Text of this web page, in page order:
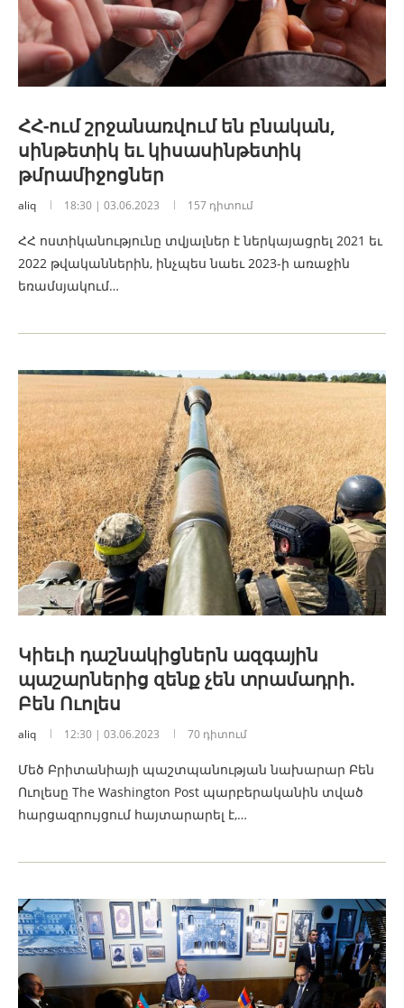
ՀՀ-ում շրջանառվում են բնական,
սինթետիկ եւ կիսասինթետիկ
թմրամիջոցներ
aliq 18:30 | 03.06.2023 157 դիտում
ՀՀ ոստիկանությունը տվյալներ է ներկայացրել 2021 եւ
2022 թվականներին, ինչպես նաեւ 2023-ի առաջին
եռամսյակում…
Կիեւի դաշնակիցներն ազգային
պաշարներից զենք չեն տրամադրի.
Բեն Ուոլես
aliq 12:30 | 03.06.2023 70 դիտում
Մեծ Բրիտանիայի պաշտպանության նախարար Բեն
Ուոլեսը The Washington Post պարբերականին տված
հարցազրույցում հայտարարել է,…